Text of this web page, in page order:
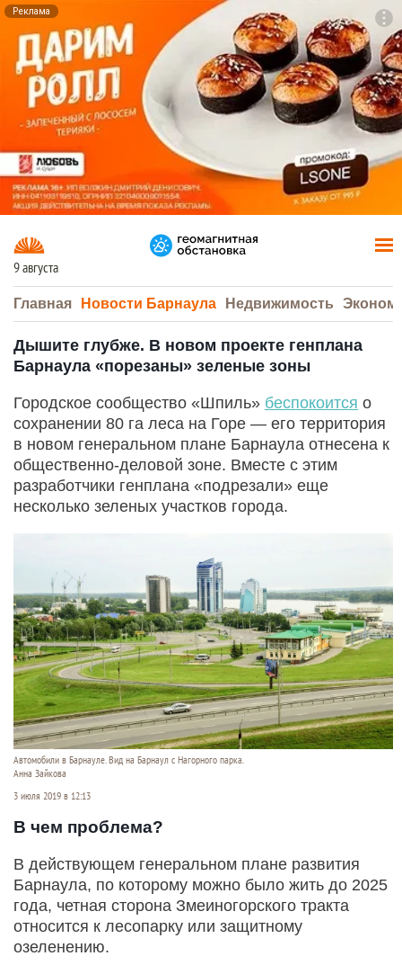
Реклама
9 августа
Главная Новости Барнаула Недвижимость
Дышите глубже. В новом проекте генплана
Барнаула «порезаны» зеленые зоны
Городское сообщество «Шпиль» беспокоится о
сохранении 80 га леса на Горе — его территория
в новом генеральном плане Барнаула отнесена к
общественно-деловой зоне. Вместе с этим
разработчики генплана «подрезали» еще
несколько зеленых участков города.
Автомобили в Барнауле. Вид на Барнаул с Нагорного парка.
Анна Зайкова
3 июля 2019 в 12:13
В чем проблема?
В действующем генеральном плане развития
Барнаула, по которому можно было жить до 2025
года, четная сторона Змеиногорского тракта
относится к лесопарку или защитному
озеленению.